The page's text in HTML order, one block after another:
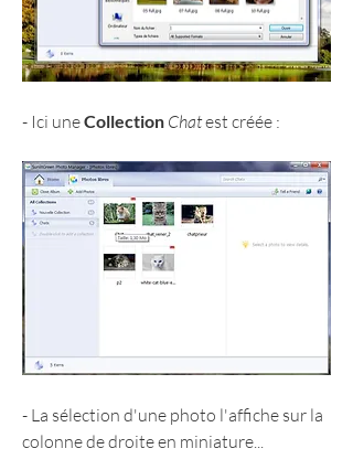
- Ici une Collection Chat est créée :
- La sélection d'une photo l'affiche sur la
colonne de droite en miniature...